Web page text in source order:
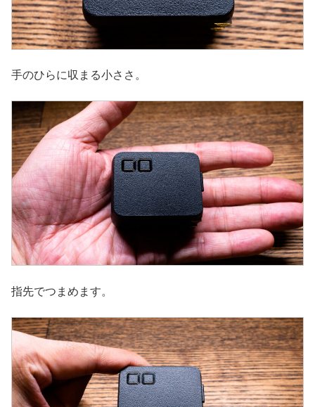
手のひらに収まる小ささ。
指先でつまめます。